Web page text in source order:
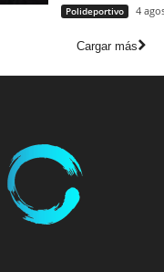
Polideportivo 4
Cargar más